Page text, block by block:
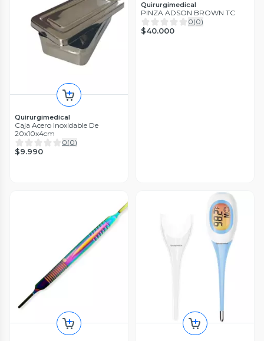
Quirurgimedical
Caja Acero Inoxidable De
20x10x4cm
0(0)
$9.990
Quirurgimedical
PINZA ADSON BROWN TC
0(0)
$40.000